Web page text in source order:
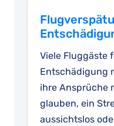
Viele Fluggäste
Entschädigung
ihre Ansprüche
glauben, ein
aussichtslos